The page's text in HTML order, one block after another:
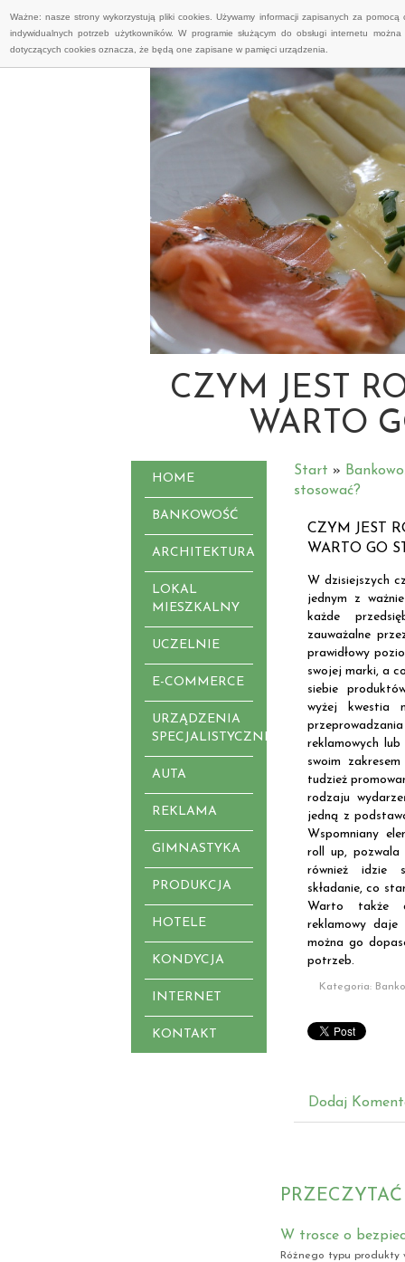
Ważne: nasze strony wykorzystują pliki cookies. Używamy informacji zapisanych za
indywidualnych potrzeb użytkowników. W programie służącym do obsługi internetu
dotyczących cookies oznacza, że będą one zapisane w pamięci urządzenia.
CZYM JEST
WARTO
HOME
BANKOWOŚĆ
ARCHITEKTURA
LOKAL
MIESZKALNY
UCZELNIE
E-COMMERCE
URZĄDZENIA
SPECJALISTYCZNE
AUTA
REKLAMA
GIMNASTYKA
PRODUKCJA
HOTELE
KONDYCJA
INTERNET
KONTAKT
Start »
stosować?
CZYM JEST
WARTO GO
W dzisiejszych
jednym z
każde
zauważalne
prawidłowy
swojej marki, a
siebie
wyżej kwestia
reklamowych
swoim
tudzież
rodzaju
jedną z
Wspomniany
roll up,
również idzie
składanie, co
Warto także
reklamowy daje
można go
potrzeb.
Kategoria:
Dodaj
W trosce o
Różnego typu produkty